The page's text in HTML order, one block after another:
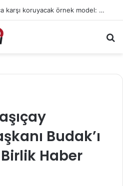
İstanbul'da çocukları suça karşı koruyacak örnek model: Kurumlar güçlerini birleştirdi
Budak’ı
Haber